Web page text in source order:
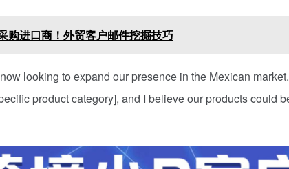
购进口商！外贸客户邮件挖掘技巧
looking to expand our presence in the Mexican
product category], and I believe our products could